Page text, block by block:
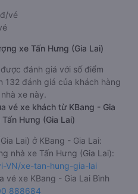
vé
xe Tấn Hưng (Gia Lai)
đánh giá với số điểm
đánh giá của khách hàng
xe này.
vé xe khách từ KBang - Gia
Hưng (Gia Lai)
Lai) ở KBang - Gia Lai:
nhà xe Tấn Hưng (Gia Lai):
VN/xe-tan-hung-gia-lai
vé xe KBang - Gia Lai Bình
888684